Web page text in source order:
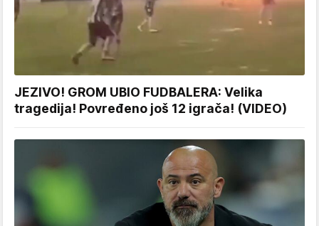
JEZIVO! GROM UBIO FUDBALERA: Velika
tragedija! Povređeno još 12 igrača! (VIDEO)